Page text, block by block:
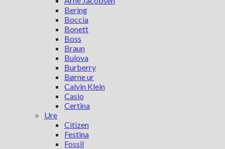
Bering
Boccia
Bonett
Boss
Braun
Bulova
Burberry
Børne ur
Calvin Klein
Casio
Certina
Ure
Citizen
Festina
Fossil